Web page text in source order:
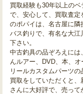
買取経験も30年以上の
で、安心して、買取査
のポパイは、名古屋に隣
バス釣りで、有名な大
下さい。
中古釣具の品ぞろえに
んルアー、DVD、本、オ
リールカスタムパーツの
買取をしていただくと
さんに大好評で、売って